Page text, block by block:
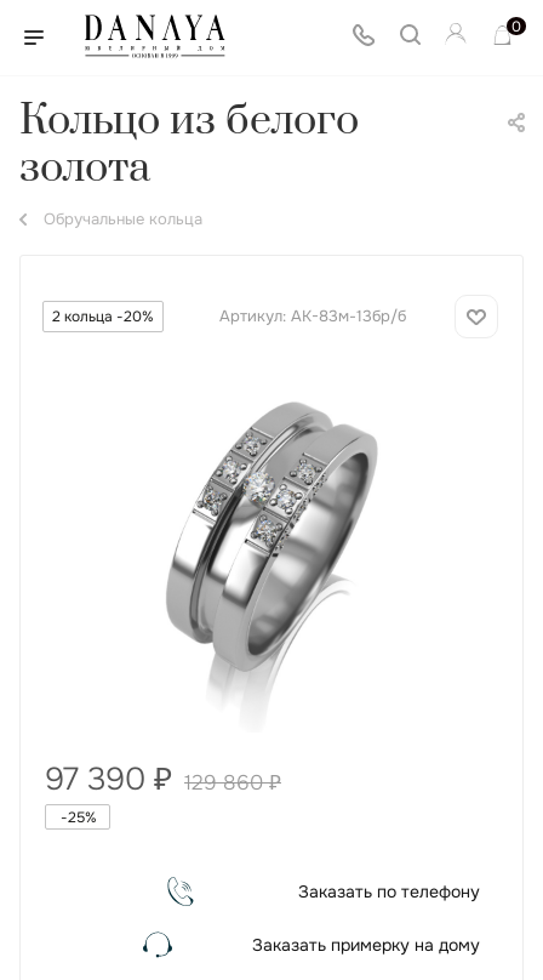
0
Кольцо из белого
золота
Обручальные кольца
2 кольца -20% Артикул: АК-83м-13бр/б
97 390 ₽ 129 860₽
-25%
Заказать по телефону
Заказать примерку на дому